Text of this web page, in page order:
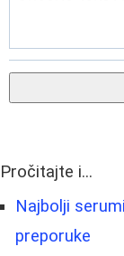
Pročitajte i...
Najbolji
preporuke